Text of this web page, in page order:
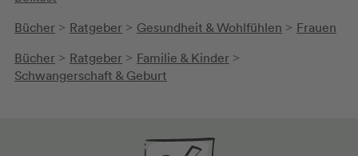
Bücher > Ratgeber > Gesundheit & Wohlfühlen > Frauen
Bücher > Ratgeber > Familie & Kinder >
Schwangerschaft & Geburt